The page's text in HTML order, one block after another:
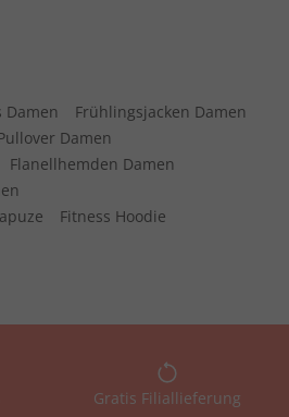
Damen
Frühlingsjacken Damen
Damen
Flanellhemden Damen
Fitness Hoodie
Gratis Filiallieferung